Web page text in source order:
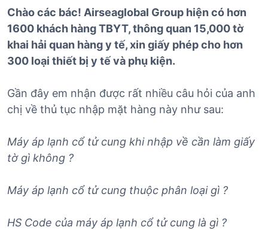
Chào các bác! Airseaglobal Group hiện có hơn
1600 khách hàng TBYT, thông quan 15,000 tờ
khai hải quan hàng y tế, xin giấy phép cho hơn
300 loại thiết bị y tế và phụ kiện.
Gần đây em nhận được rất nhiều câu hỏi của anh
chị về thủ tục nhập mặt hàng này như sau:
Máy áp lạnh cổ tử cung khi nhập về cần làm giấy
tờ gì không ?
Máy áp lạnh cổ tử cung thuộc phân loại gì ?
HS Code của máy áp lạnh cổ tử cung là gì ?